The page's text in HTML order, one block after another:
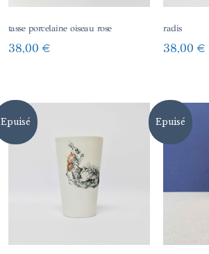
tasse porcelaine oiseau rose
38,00 €
radis
38,00 €
Epuisé Epuisé